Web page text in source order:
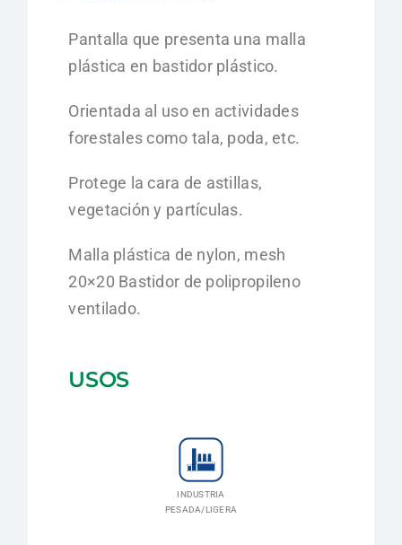
Pantalla que presenta una malla
plástica en bastidor plástico.
Orientada al uso en actividades
forestales como tala, poda, etc.
Protege la cara de astillas,
vegetación y partículas.
Malla plástica de nylon, mesh
20×20 Bastidor de polipropileno
ventilado.
USOS
INDUSTRIA
PESADA/LIGERA